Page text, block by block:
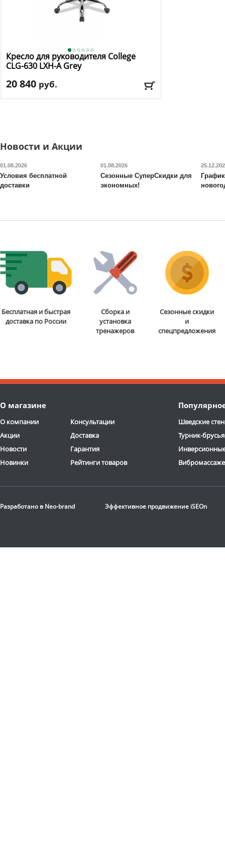
Кресло для руководителя College
CLG-630 LXH-A Grey
20 840 руб.
Подлокотники
Новости и Акции
01.08.2026
Условия бесплатной
доставки
01.08.2026
Сезонные СуперСкидки для
экономных!
Бесплатная и быстрая
доставка по России
Сборка и
установка
тренажеров
Сезонные скидки
и
спецпредложения
О магазине
О компании
Акции
Новости
Новинки
Консультации
Доставка
Гарантия
Рейтинги товаров
Шведские
Турник-
Разработано в Neo-brand Эффективное продвижение iSEOn